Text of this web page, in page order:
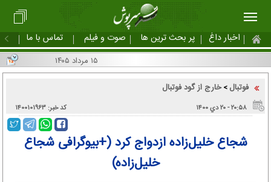
اخبار داغ پر بحث ترین ها صوت و فیلم تماس با ما
فوتبال >خارج از گود فوتبال
۲۰:۵۸ - ۲۰ دي ۱۴۰۰ کد خبر: ۱۴۰۰۱۰۱۹۶۳
شجاع خلیل‌زاده ازدواج کرد (+بیوگرافی شجاع
خلیل‌زاده)